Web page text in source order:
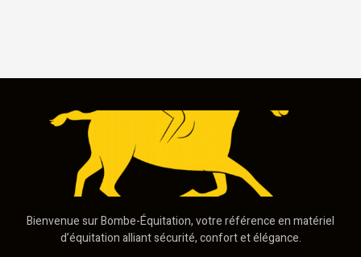
Bienvenue sur Bombe-Équitation, votre référence en matériel
d’équitation alliant sécurité, confort et élégance.